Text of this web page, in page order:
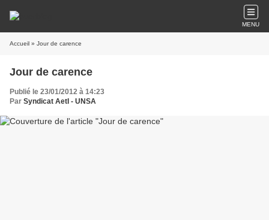
MENU
Accueil » Jour de carence
Jour de carence
Publié le 23/01/2012 à 14:23
Par Syndicat AetI - UNSA